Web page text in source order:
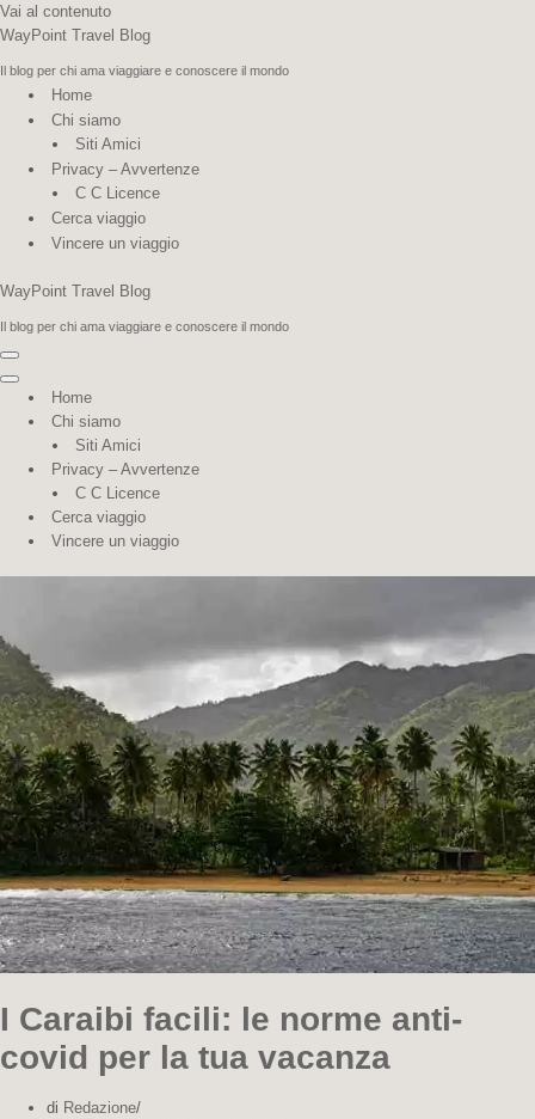
Vai al contenuto
WayPoint Travel Blog
Il blog per chi ama viaggiare e conoscere il mondo
Home
Chi siamo
Siti Amici
Privacy – Avvertenze
C C Licence
Cerca viaggio
Vincere un viaggio
WayPoint Travel Blog
Il blog per chi ama viaggiare e conoscere il mondo
Menu di navigazione
Menu di navigazione
Home
Chi siamo
Siti Amici
Privacy – Avvertenze
C C Licence
Cerca viaggio
Vincere un viaggio
I Caraibi facili: le norme anti-
covid per la tua vacanza
di Redazione